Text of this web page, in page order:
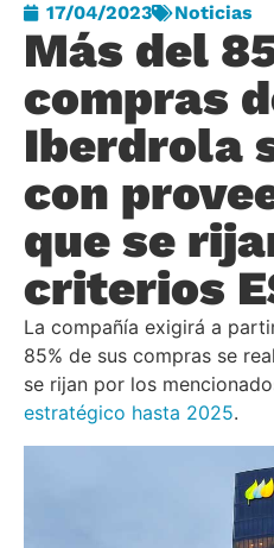
17/04/2023 Noticias
Más del
compras
Iberdrola
con
que se
criterios
La compañía exigirá a
85% de sus compras se
se rijan por los
estratégico hasta 2025.